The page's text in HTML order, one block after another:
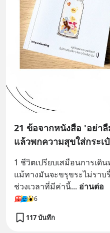
21 ข้อจากหนังสือ 'อย่า
แล้วพกความสุขใส่กระเ
1 ชีวิตเปรียบเสมือนการเดิน
แม้ทางมันจะขรุขระไม่ราบ
ช่วงเวลาที่มีค่านี้... อ่านต่อ
6
117 บันทึก